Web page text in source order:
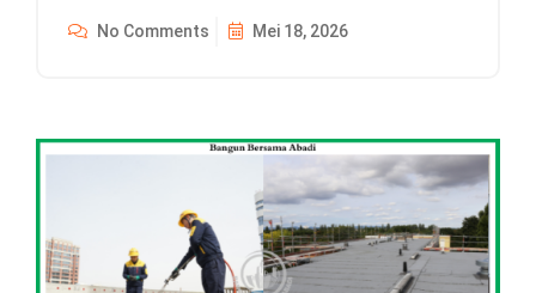
No Comments Mei 18, 2026